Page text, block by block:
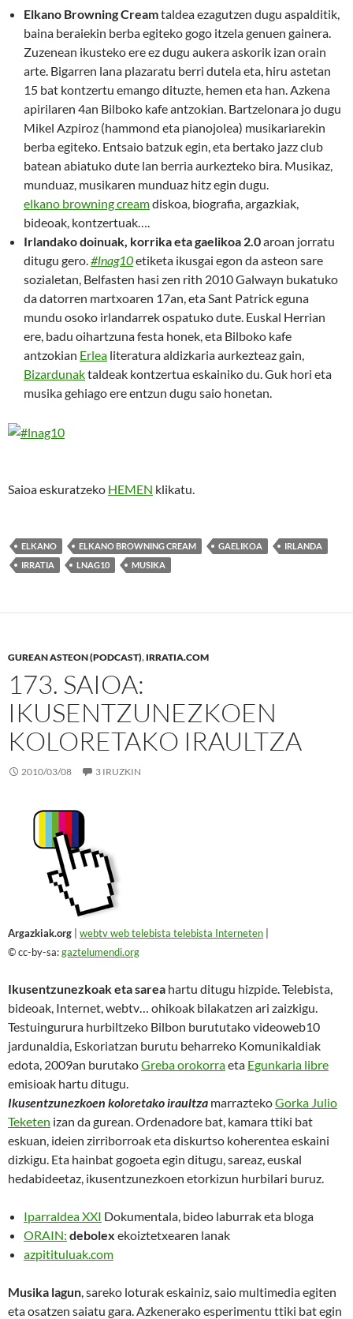
Elkano Browning Creamtaldea ezagutzen dugu aspalditik,
baina beraiekin berba egiteko gogo itzela genuen gainera.
Zuzenean ikusteko ere ez dugu aukera askorik izan orain
arte. Bigarren lana plazaratu berri dutela eta, hiru astetan
15 bat kontzertu emango dituzte, hemen eta han. Azkena
apirilaren 4an Bilboko kafe antzokian. Bartzelonara jo dugu
Mikel Azpiroz (hammond eta pianojolea) musikariarekin
berba egiteko. Entsaio batzuk egin, eta bertako jazz club
batean abiatuko dute lan berria aurkezteko bira. Musikaz,
munduaz, musikaren munduaz hitz egin dugu.
elkano browning creamdiskoa, biografia, argazkiak,
bideoak, kontzertuak….
Irlandako doinuak, korrika eta gaelikoa 2.0aroan jorratu
ditugu gero.#lnag10etiketa ikusgai egon da asteon sare
sozialetan, Belfasten hasi zen rith 2010 Galwayn bukatuko
da datorren martxoaren 17an, eta Sant Patrick eguna
mundu osoko irlandarrek ospatuko dute. Euskal Herrian
ere, badu oihartzuna festa honek, eta Bilboko kafe
antzokian Erlea literatura aldizkaria aurkezteaz gain,
Bizardunaktaldeak kontzertua eskainiko du. Guk hori eta
musika gehiago ere entzun dugu saio honetan.
Saioa eskuratzeko HEMEN klikatu.
ELKANO ELKANO BROWNING CREAM GAELIKOA
IRLANDA
IRRATIA
LNAG10 MUSIKA
GUREAN ASTEON (PODCAST), IRRATIA.COM
173. SAIOA:
IKUSENTZUNEZKOEN
KOLORETAKO IRAULTZA
2010/03/08 3 IRUZKIN
Argazkiak.org webtv web telebista telebista Interneten
© cc-by-sa:gaztelumendi.org
Ikusentzunezkoak eta sarea hartu ditugu hizpide. Telebista,
bideoak, Internet, webtv… ohikoak bilakatzen ari zaizkigu.
Testuingurura hurbiltzeko Bilbon burututako videoweb10
jardunaldia, Eskoriatzan burutu beharreko Komunikaldiak
edota, 2009an burutakoGreba orokorraeta Egunkaria libre
emisioak hartu ditugu.
Ikusentzunezkoen koloretako iraultza marraztekoGorka Julio
Teketen izan da gurean. Ordenadore bat, kamara ttiki bat
eskuan, ideien zirriborroak eta diskurtso koherentea eskaini
dizkigu. Eta hainbat gogoeta egin ditugu, sareaz, euskal
hedabideetaz, ikusentzunezkoen etorkizun hurbilari buruz.
Iparraldea XXI Dokumentala, bideo laburrak eta bloga
ORAIN: debolex ekoiztetxearen lanak
azpitituluak.com
Musika lagun, sareko loturak eskainiz, saio multimedia egiten
eta osatzen saiatu gara. Azkenerako esperimentu ttiki bat egin